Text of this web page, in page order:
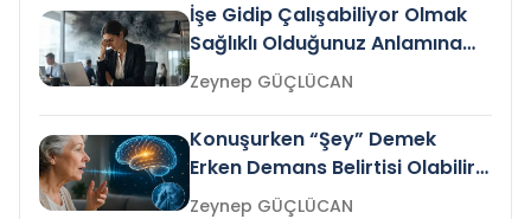
İşe Gidip Çalışabiliyor Olmak
Sağlıklı Olduğunuz Anlamına
Gelir mi?Zeynep GÜÇLÜCAN
Konuşurken “Şey” Demek
Erken Demans Belirtisi Olabilir
mi?
Zeynep GÜÇLÜCAN